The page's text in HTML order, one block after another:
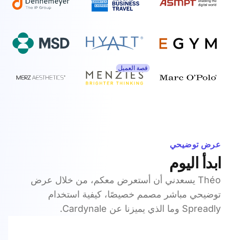
قصة العميل
عرض توضيحي
ابدأ اليوم
Théo يسعدني أن أستعرض معكم، من خلال عرض
توضيحي مباشر مصمم خصيصًا، كيفية استخدام
Spreadly وما الذي يميزنا عن Cardynale.